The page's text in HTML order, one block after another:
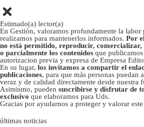
Estimado(a) lector(a)
En Gestión, valoramos profundamente la labor
realizamos para mantenerlos informados. Por
no está permitido, reproducir,
o parcialmente los contenidos que
autorizacion previa y expresa de Empresa
En su lugar, los invitamos a compartir el
publicaciones, para que más personas puedan
veraz y de calidad directamente desde nuestra
Asimismo, pueden suscribirse y disfrutar de
exclusivo que elaboramos para Uds.
Gracias por ayudarnos a proteger y valorar
últimas noticias